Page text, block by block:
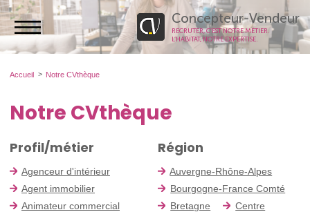
Concepteur-Vendeur
RECRUTER, C’EST NOTRE MÉTIER.
L’HABITAT, NOTRE EXPERTISE.
Accueil Notre CVthèque
Notre CVthèque
Profil/métier
Agenceur d'intérieur
Agent immobilier
Animateur commercial
Région
Auvergne-Rhône-Alpes
Bourgogne-France Comté
Bretagne
Centre